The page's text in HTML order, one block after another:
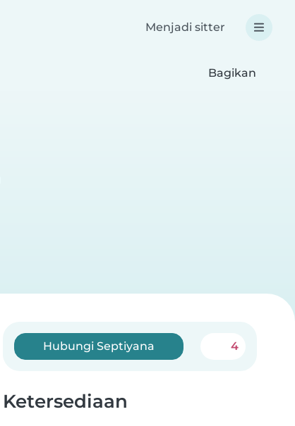
Menjadi sitter
Bagikan
Hubungi Septiyana 4
Ketersediaan